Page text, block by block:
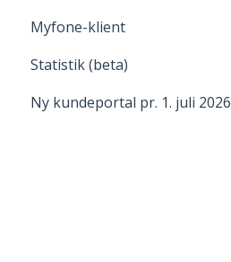
Basale funktioner
Udvidede funktioner
Integration
Headset
Bordtelefon
Myfone-klient
Statistik (beta)
Generelt om statistik
Ny kundeportal pr. 1. juli 2026